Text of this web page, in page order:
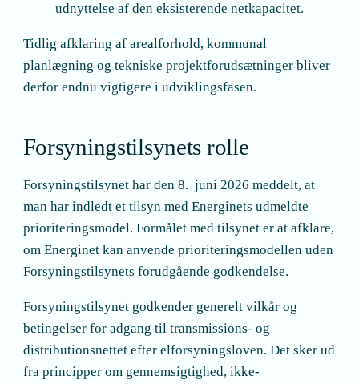
udnyttelse af den eksisterende netkapacitet.
Tidlig afklaring af arealforhold, kommunal
planlægning og tekniske projektforudsætninger bliver
derfor endnu vigtigere i udviklingsfasen.
Forsyningstilsynets rolle
Forsyningstilsynet har den 8. juni 2026 meddelt, at
man har indledt et tilsyn med Energinets udmeldte
prioriteringsmodel. Formålet med tilsynet er at afklare,
om Energinet kan anvende prioriteringsmodellen uden
Forsyningstilsynets forudgående godkendelse.
Forsyningstilsynet godkender generelt vilkår og
betingelser for adgang til transmissions- og
distributionsnettet efter elforsyningsloven. Det sker ud
fra principper om gennemsigtighed, ikke-